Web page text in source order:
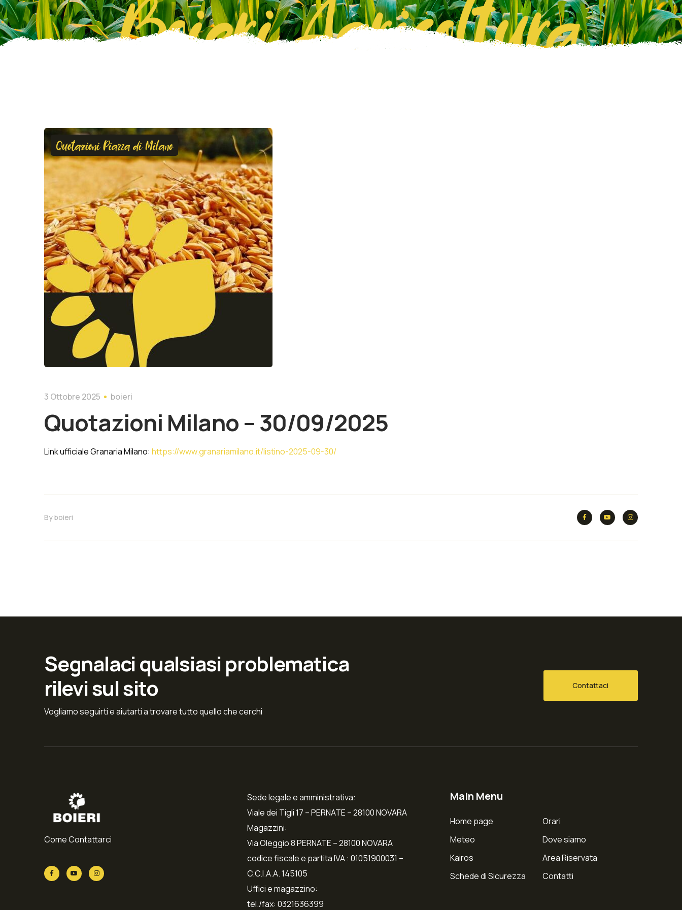
Boieri Agricoltura
Quotazioni Piazza di Milano
3 Ottobre 2025 boieri
Quotazioni Milano – 30/09/2025
Link ufficiale Granaria Milano: https://www.granariamilano.it/listino-2025-09-30/
Byboieri
Segnalaci qualsiasi problematica
rilevi sul sito
Vogliamo seguirti e aiutarti a trovare tutto quello che cerchi
Contattaci
Come Contattarci
Sede legale e amministrativa:
Viale dei Tigli 17 – PERNATE – 28100 NOVARA
Magazzini:
Via Oleggio 8 PERNATE – 28100 NOVARA
codice fiscale e partita IVA : 01051900031 –
C.C.I.A.A. 145105
Uffici e magazzino:
tel./fax: 0321636399
Main Menu
Home page
Meteo
Kairos
Schede di Sicurezza
Orari
Dove siamo
Area Riservata
Contatti